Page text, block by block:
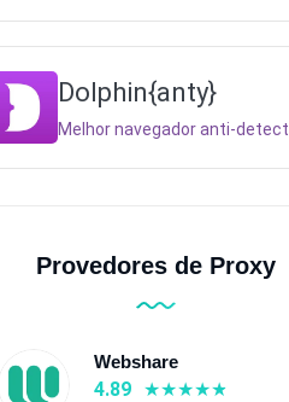
Dolphin{anty}
Melhor navegador anti-detect
Provedores de Proxy
Webshare
4.89